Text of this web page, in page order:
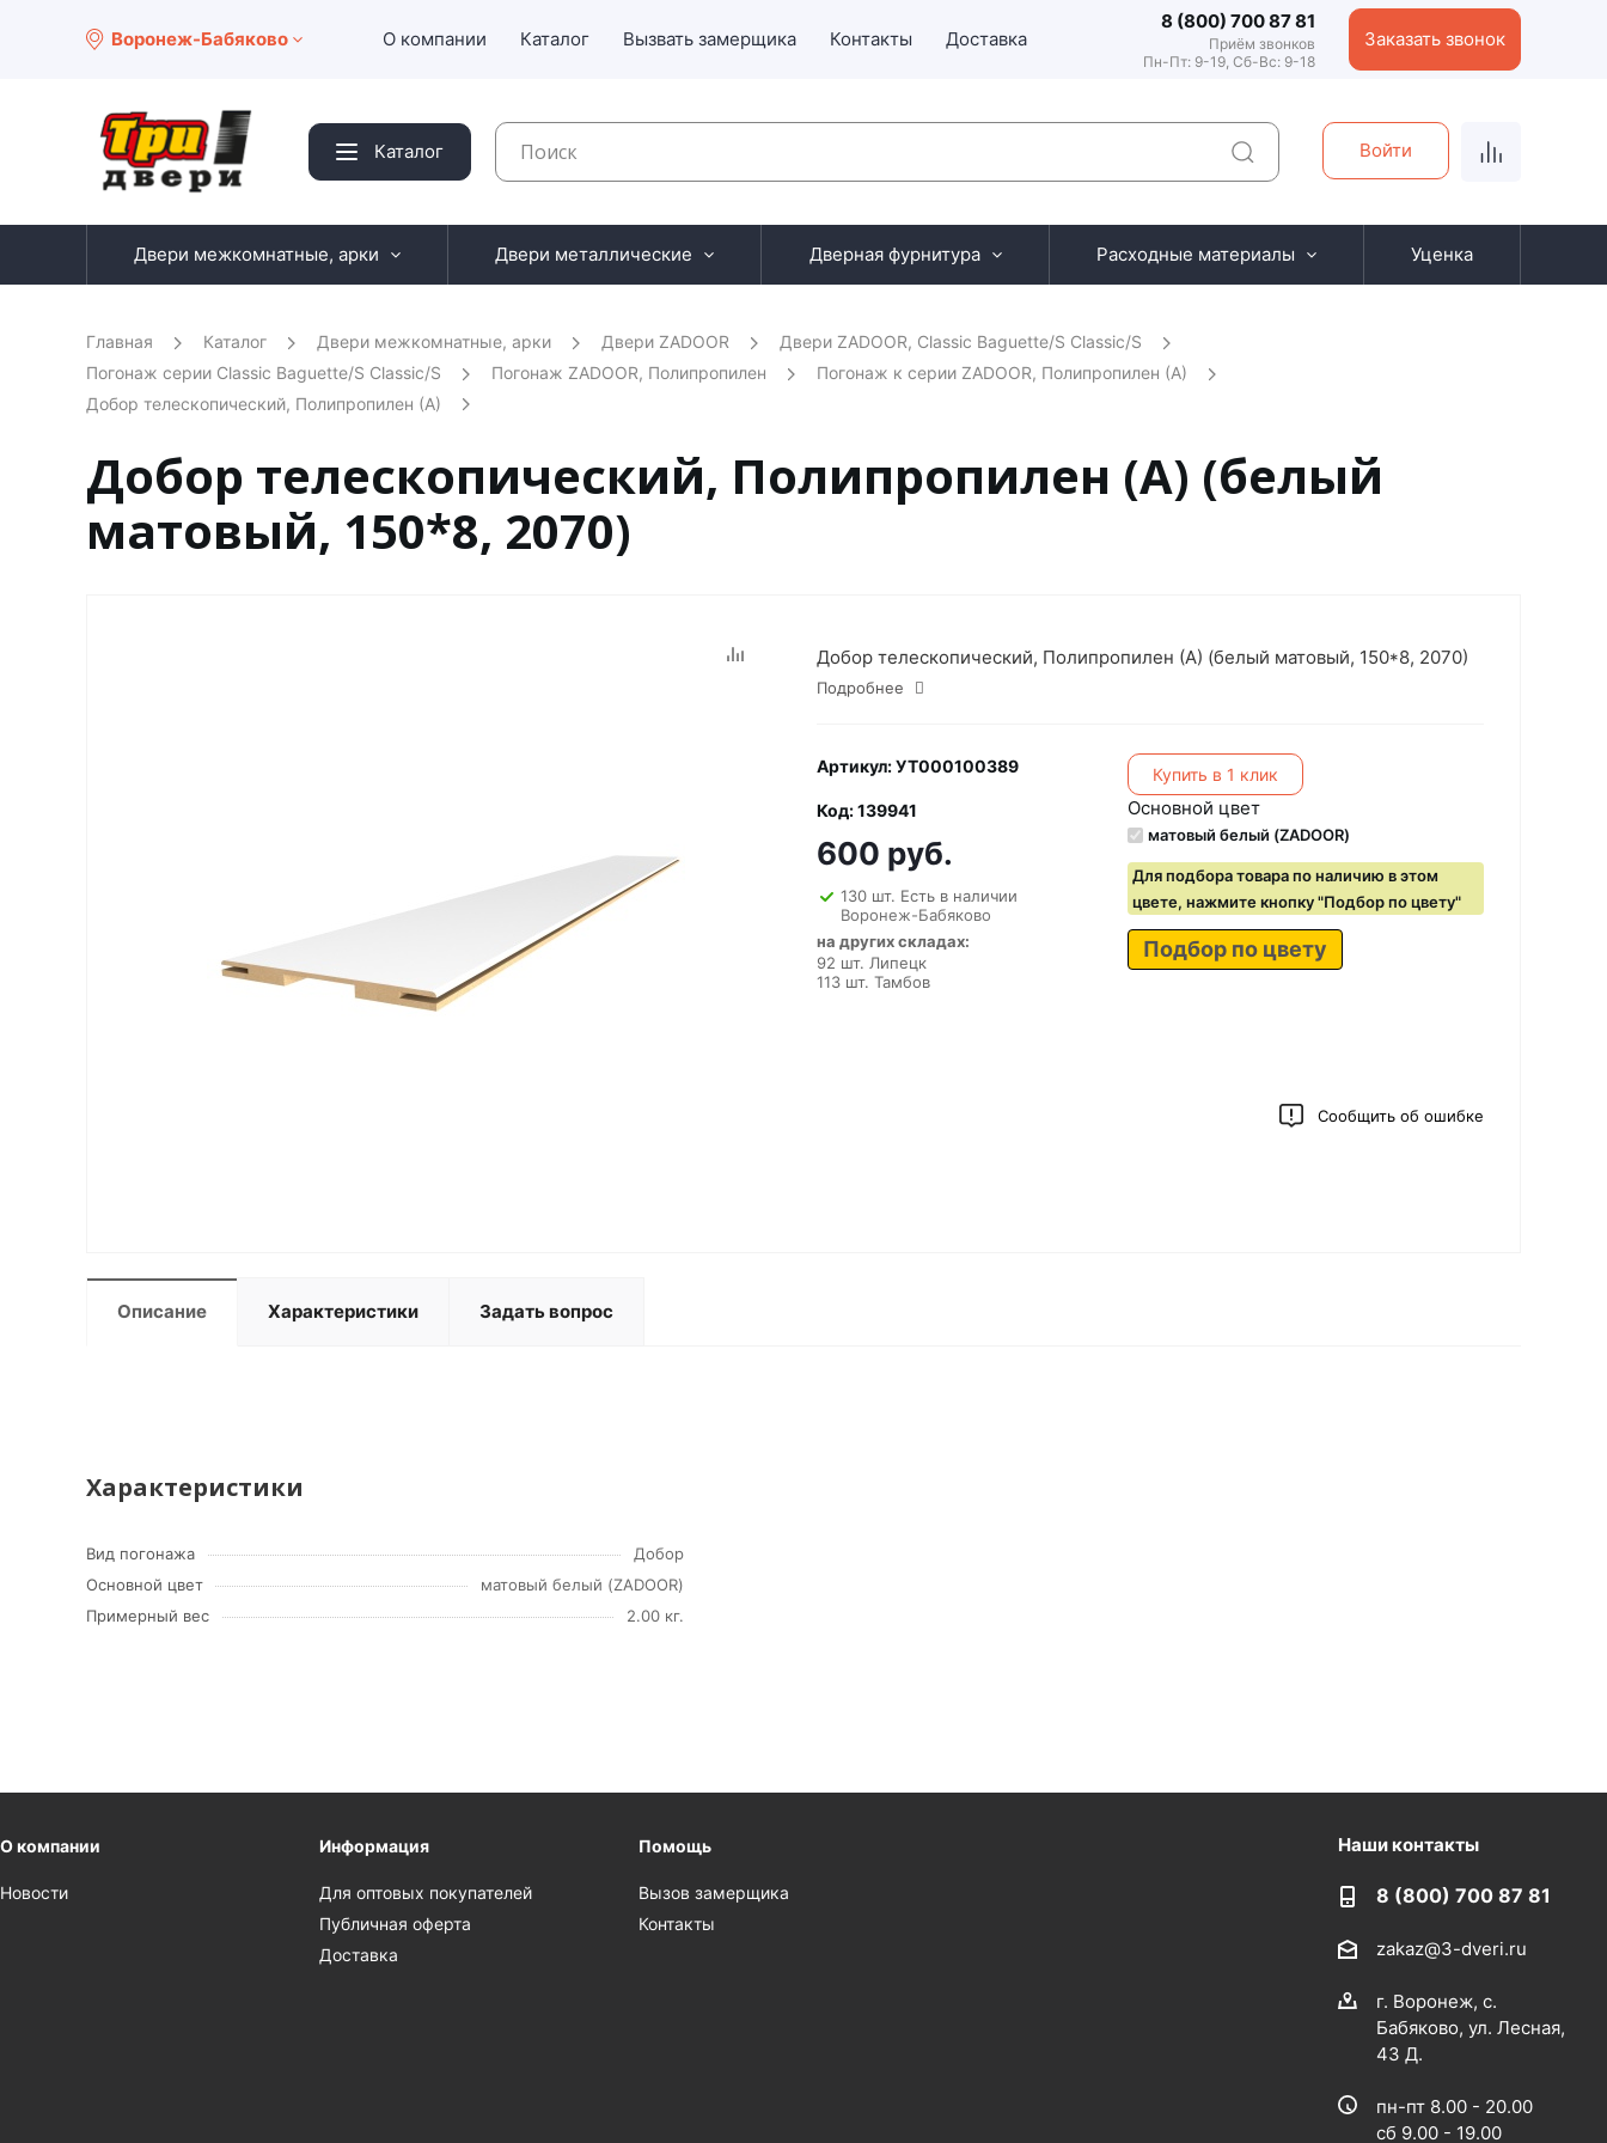
Воронеж-Бабяково О компании Каталог Вызвать замерщика Контакты Доставка
8 (800) 700 87 81
Приём звонков
Пн-Пт: 9-19, Сб-Вс: 9-18
Заказать звонок
Каталог Войти
Двери межкомнатные, арки Двери металлические Дверная фурнитура Расходные материалы Уценка
Главная Каталог Двери межкомнатные, арки Двери ZADOOR
Двери ZADOOR, Classic Baguette/S Classic/S
Погонаж серии Classic Baguette/S Classic/S
Погонаж ZADOOR, Полипропилен
Погонаж к серии ZADOOR, Полипропилен (А)
Добор телескопический, Полипропилен (А)
Добор телескопический, Полипропилен (А) (белый
матовый, 150*8, 2070)
Добор телескопический, Полипропилен (А) (белый матовый, 150*8, 2070)
Подробнее
Артикул: УТ000100389
Код: 139941
600 руб.
130 шт. Есть в наличии
Воронеж-Бабяково
на других складах:
92 шт. Липецк
113 шт. Тамбов
Купить в 1 клик
Основной цвет
матовый белый (ZADOOR)
Для подбора товара по наличию в этом
цвете, нажмите кнопку "Подбор по цвету"
Подбор по цвету
Сообщить об ошибке
Описание Характеристики Задать вопрос
Характеристики
Вид погонажа
Добор
Основной цвет
матовый белый (ZADOOR)
Примерный вес
2.00 кг.
О компании
Новости
Информация
Для оптовых покупателей
Публичная оферта
Доставка
Помощь
Вызов замерщика
Контакты
Наши контакты
8 (800) 700 87 81
zakaz@3-dveri.ru
г. Воронеж, с.
Бабяково, ул. Лесная,
43 Д.
пн-пт 8.00 - 20.00
сб 9.00 - 19.00